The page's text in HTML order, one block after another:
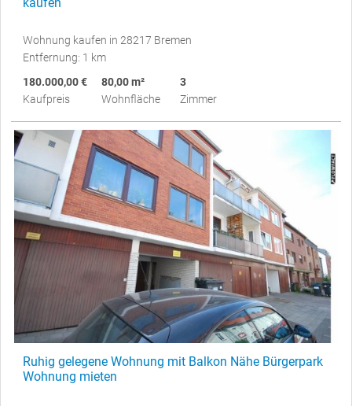
Wohnung kaufen in 28217 Bremen
Entfernung: 1 km
180.000,00 €
Kaufpreis
80,00 m²
Wohnfläche
3
Zimmer
Ruhig gelegene Wohnung mit Balkon Nähe Bürgerpark
Wohnung mieten